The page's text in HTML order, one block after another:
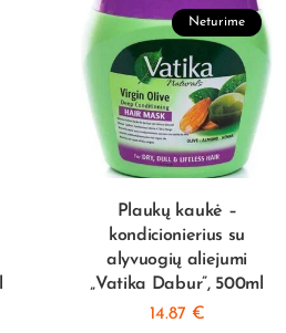
Neturime
Plaukų kaukė –
kondicionierius su
alyvuogių aliejumi
„Vatika Dabur”, 500ml
14.87 €